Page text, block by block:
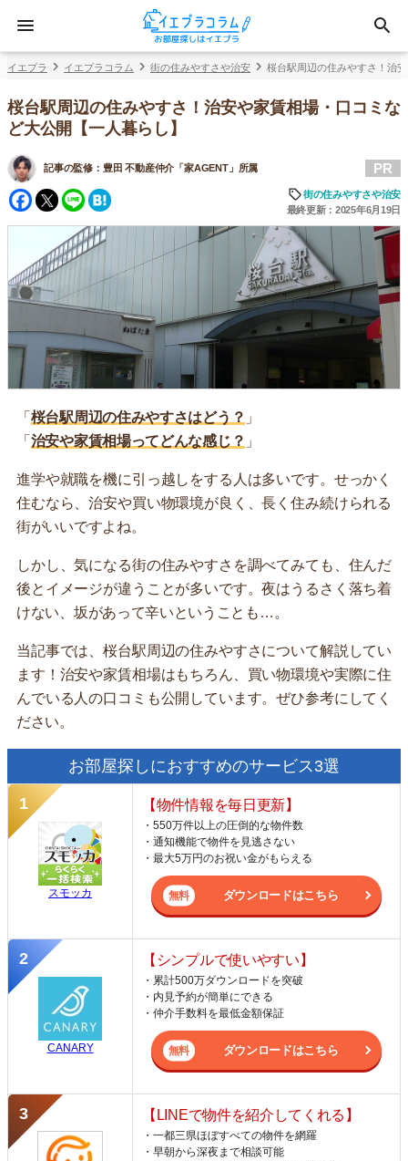
イエプラ イエプラコラム 街の住みやすさや治安 桜台駅周辺の住みやすさ！治
桜台駅周辺の住みやすさ！治安や家賃相場・口コミな
ど大公開【一人暮らし】
記事の監修： 豊田 不動産仲介「家AGENT」所属
Facebook
Twitter
Line
PR
街の住みやすさや治安
最終更新：2025年6月19日
「 桜台駅周辺の住みやすさはどう？ 」
「 治安や家賃相場ってどんな感じ？ 」
進学や就職を機に引っ越しをする人は多いです。せっかく
住むなら、治安や買い物環境が良く、長く住み続けられる
街がいいですよね。
しかし、気になる街の住みやすさを調べてみても、住んだ
後とイメージが違うことが多いです。夜はうるさく落ち着
けない、坂があって辛いということも…。
当記事では、桜台駅周辺の住みやすさについて解説してい
ます！治安や家賃相場はもちろん、買い物環境や実際に住
んでいる人の口コミも公開しています。ぜひ参考にしてく
ださい。
お部屋探しにおすすめのサービス3選
スモッカ
【物件情報を毎日更新】
・550万件以上の圧倒的な物件数
・通知機能で物件を見逃さない
・最大5万円のお祝い金がもらえる
ダウンロードはこちら
CANARY
【シンプルで使いやすい】
・累計500万ダウンロードを突破
・内見予約が簡単にできる
・仲介手数料を最低金額保証
ダウンロードはこちら
【LINEで物件を紹介してくれる】
・一都三県ほぼすべての物件を網羅
・早朝から深夜まで相談可能